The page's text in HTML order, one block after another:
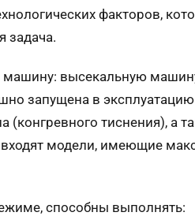
факторов,
задача.
машину: высекальную
запущена в
тиснения), а
входят модели, имеющие
способны выполнять: